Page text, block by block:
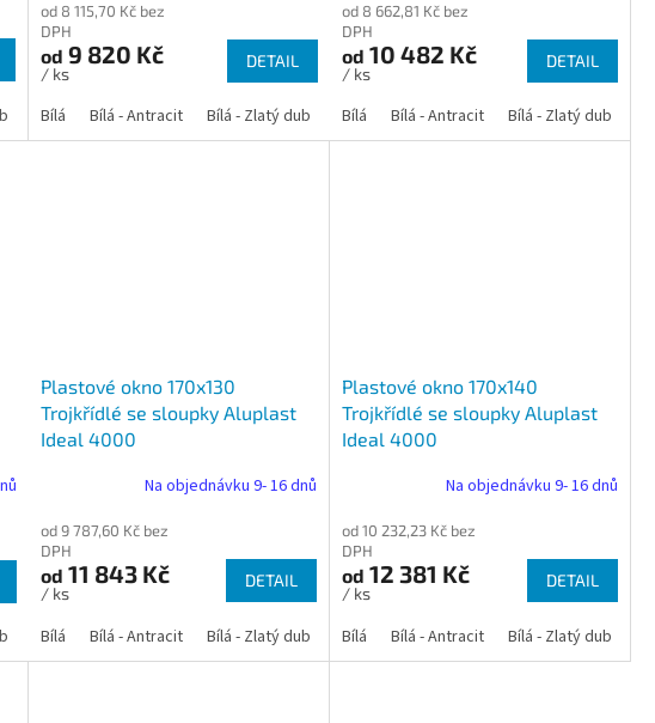
Mahagon Antracit Zlatý dub Tmavý dub Ořech Mahagon
Bílá - Tmavý dub Bílá - Ořech Bílá - Mahagon Antracit Zlatý dub Tmavý dub
od 8 115,70 Kč bez
DPH
od 9 820 Kč
/ ks
DETAIL
Bílá Bílá - Antracit Bílá - Zlatý dub Bílá - Tmavý dub Bílá - Ořech Bílá -
od 8 662,81 Kč bez
DPH
od 10 482 Kč
/ ks
DETAIL
Bílá Bílá - Antracit Bílá - Zlatý dub
Mahagon Antracit Zlatý dub Tmavý dub Ořech Mahagon
Bílá - Tmavý dub Bílá - Ořech Bílá - Mahagon Antracit Zlatý dub Tmavý dub
Plastové okno 170x130
Trojkřídlé se sloupky Aluplast
Ideal 4000
Na objednávku 9- 16 dnů
od 9 787,60 Kč bez
DPH
od 11 843 Kč
/ ks
DETAIL
Bílá Bílá - Antracit Bílá - Zlatý dub Bílá - Tmavý dub Bílá - Ořech Bílá -
Plastové okno 170x140
Trojkřídlé se sloupky Aluplast
Ideal 4000
Na objednávku 9- 16 dnů
od 10 232,23 Kč bez
DPH
od 12 381 Kč
/ ks
DETAIL
Bílá Bílá - Antracit Bílá - Zlatý dub